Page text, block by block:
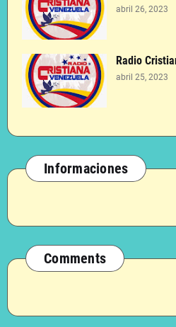
abril 26, 2023
Radio
abril 25, 2023
Informaciones
Comments